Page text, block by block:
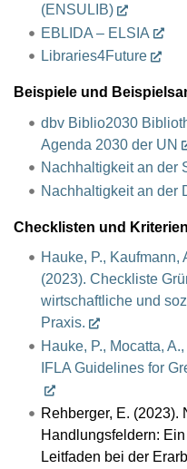
(ENSULIB)
EBLIDA – ELSIA
Libraries4Future
Beispiele und
dbv Biblio2030
Agenda 2030 der UN
Nachhaltigkeit an der
Nachhaltigkeit an der
Checklisten und
Hauke, P., Kaufmann,
(2023). Checkliste
wirtschaftliche und
Praxis.
Hauke, P., Mocatta,
IFLA Guidelines for
Rehberger, E. (2023).
Handlungsfeldern:
Leitfaden bei der